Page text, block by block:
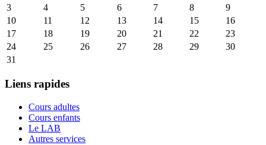
3
4 5 6 7 8
9
10
11 12 13 14 15
16
17
18 19 20 21 22
23
24
25 26 27 28 29
30
31
Liens rapides
Cours adultes
Cours enfants
Le LAB
Autres services